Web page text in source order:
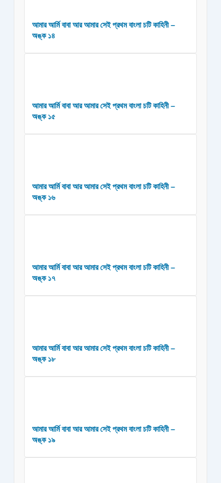
আমার আর্মি বাবা আর আমার সেই প্রথম বাংলা চটি কাহিনী –
অঙ্ক ১৪
আমার আর্মি বাবা আর আমার সেই প্রথম বাংলা চটি কাহিনী –
অঙ্ক ১৫
আমার আর্মি বাবা আর আমার সেই প্রথম বাংলা চটি কাহিনী –
অঙ্ক ১৬
আমার আর্মি বাবা আর আমার সেই প্রথম বাংলা চটি কাহিনী –
অঙ্ক ১৭
আমার আর্মি বাবা আর আমার সেই প্রথম বাংলা চটি কাহিনী –
অঙ্ক ১৮
আমার আর্মি বাবা আর আমার সেই প্রথম বাংলা চটি কাহিনী –
অঙ্ক ১৯